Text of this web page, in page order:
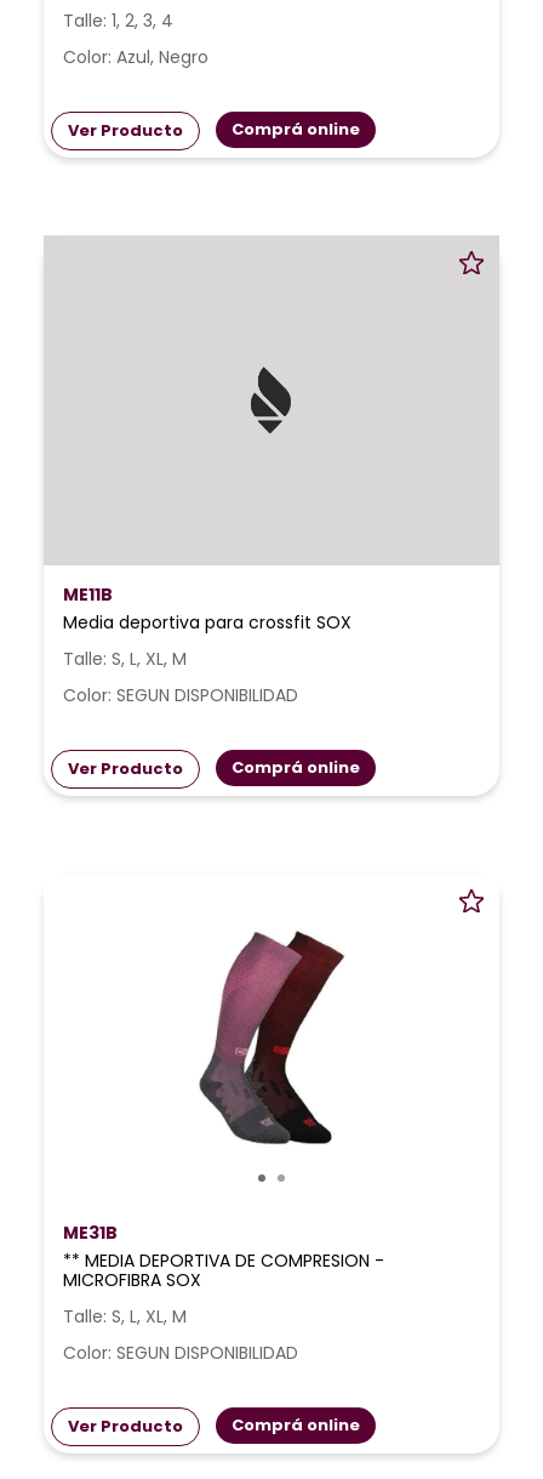
Talle: 1, 2, 3, 4
Color: Azul, Negro
Ver Producto Comprá online
ME11B
Media deportiva para crossfit SOX
Talle: S, L, XL, M
Color: SEGUN DISPONIBILIDAD
Ver Producto Comprá online
ME31B
** MEDIA DEPORTIVA DE COMPRESION -
MICROFIBRA SOX
Talle: S, L, XL, M
Color: SEGUN DISPONIBILIDAD
Ver Producto Comprá online